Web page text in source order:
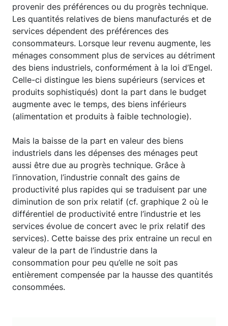
provenir des préférences ou du progrès technique.
Les quantités relatives de biens manufacturés et de
services dépendent des préférences des
consommateurs. Lorsque leur revenu augmente, les
ménages consomment plus de services au détriment
des biens industriels, conformément à la loi d’Engel.
Celle-ci distingue les biens supérieurs (services et
produits sophistiqués) dont la part dans le budget
augmente avec le temps, des biens inférieurs
(alimentation et produits à faible technologie).
Mais la baisse de la part en valeur des biens
industriels dans les dépenses des ménages peut
aussi être due au progrès technique. Grâce à
l’innovation, l’industrie connaît des gains de
productivité plus rapides qui se traduisent par une
diminution de son prix relatif (cf. graphique 2 où le
différentiel de productivité entre l’industrie et les
services évolue de concert avec le prix relatif des
services). Cette baisse des prix entraine un recul en
valeur de la part de l’industrie dans la
consommation pour peu qu’elle ne soit pas
entièrement compensée par la hausse des quantités
consommées.